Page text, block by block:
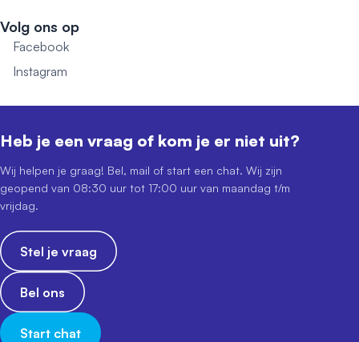
Volg ons op
Facebook
Instagram
Heb je een vraag of kom je er niet uit?
Wij helpen je graag! Bel, mail of start een chat. Wij zijn
geopend van 08:30 uur tot 17:00 uur van maandag t/m
vrijdag.
Stel je vraag
Bel ons
Start chat